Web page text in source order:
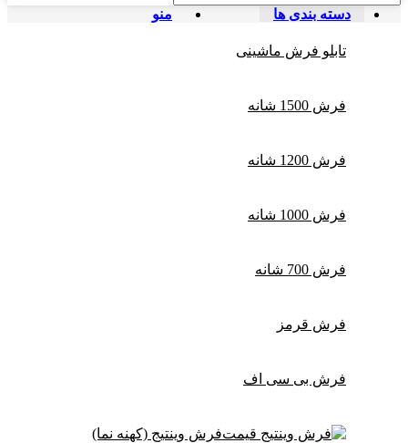
منو دسته بندی ها
تابلو فرش ماشینی
فرش 1500 شانه
فرش 1200 شانه
فرش 1000 شانه
فرش 700 شانه
فرش قرمز
فرش بی سی اف
فرش وینتیج (کهنه نما)